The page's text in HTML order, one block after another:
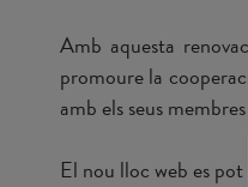
Amb aquesta
promoure la
amb els seus
El nou lloc web es